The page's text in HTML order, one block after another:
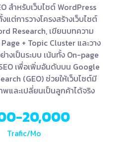
สำหรับเว็บไซต์ WordPress
แต่การวางโครงสร้างเว็บไซต์
Research, เขียนบทความ
+ Topic Cluster และวาง
งเป็นระบบ เน้นทั้ง On-page
เพื่อเพิ่มอันดับบน Google
(GEO) ช่วยให้เว็บไซต์มี
และเปลี่ยนเป็นลูกค้าได้จริง
20,000
Trafic/Mo